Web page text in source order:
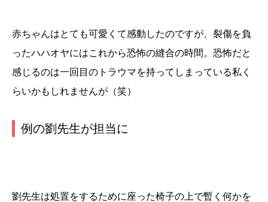
赤ちゃんはとても可愛くて感動したのですが、裂傷を負
ったハハオヤにはこれから恐怖の縫合の時間。恐怖だと
感じるのは一回目のトラウマを持ってしまっている私く
らいかもしれませんが（笑）
例の劉先生が担当に
劉先生は処置をするために座った椅子の上で暫く何かを